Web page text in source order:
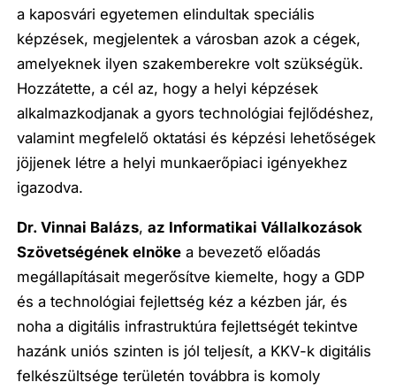
a kaposvári egyetemen elindultak speciális
képzések, megjelentek a városban azok a cégek,
amelyeknek ilyen szakemberekre volt szükségük.
Hozzátette, a cél az, hogy a helyi képzések
alkalmazkodjanak a gyors technológiai fejlődéshez,
valamint megfelelő oktatási és képzési lehetőségek
jöjjenek létre a helyi munkaerőpiaci igényekhez
igazodva.
Dr. Vinnai Balázs,az Informatikai Vállalkozások
Szövetségének elnöke a bevezető előadás
megállapításait megerősítve kiemelte, hogy a GDP
és a technológiai fejlettség kéz a kézben jár, és
noha a digitális infrastruktúra fejlettségét tekintve
hazánk uniós szinten is jól teljesít, a KKV-k digitális
felkészültsége területén továbbra is komoly